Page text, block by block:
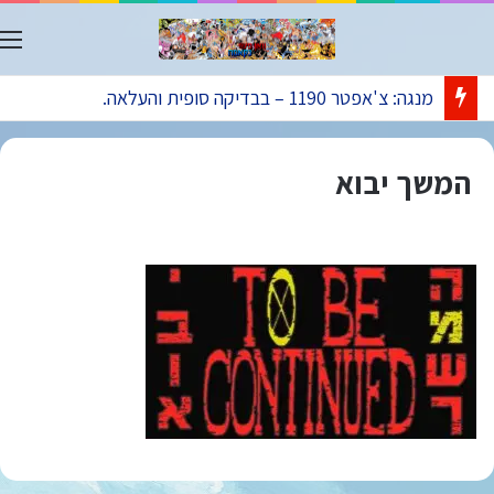
מנגה: צ'אפטר 1190 – בבדיקה סופית והעלאה.
המשך יבוא